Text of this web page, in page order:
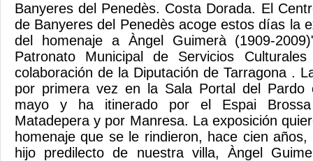
Banyeres del Penedès. Costa Dorada. El
de Banyeres del Penedès acoge estos días la
del homenaje a Àngel Guimerà (1909-
Patronato Municipal de Servicios
colaboración de la Diputación de Tarragona .
por primera vez en la Sala Portal del Pardo
mayo y ha itinerado por el Espai
Matadepera y por Manresa. La exposición
homenaje que se le rindieron, hace cien
hijo predilecto de nuestra villa, Àngel